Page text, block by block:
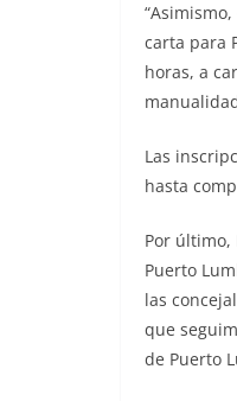
carta para
horas, a
Las
hasta
Por último,
Puerto
las
que
de Puerto